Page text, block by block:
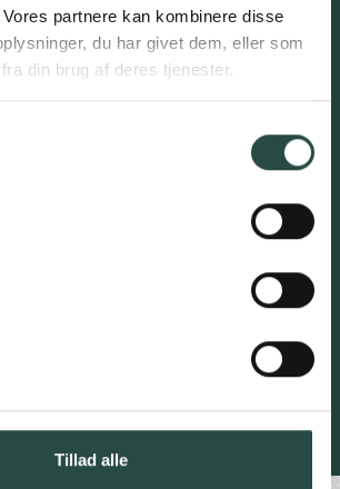
partnere kan kombinere disse
du har givet dem, eller som
din brug af deres tjenester.
Tillad alle
cookie- og privatlivspolitik